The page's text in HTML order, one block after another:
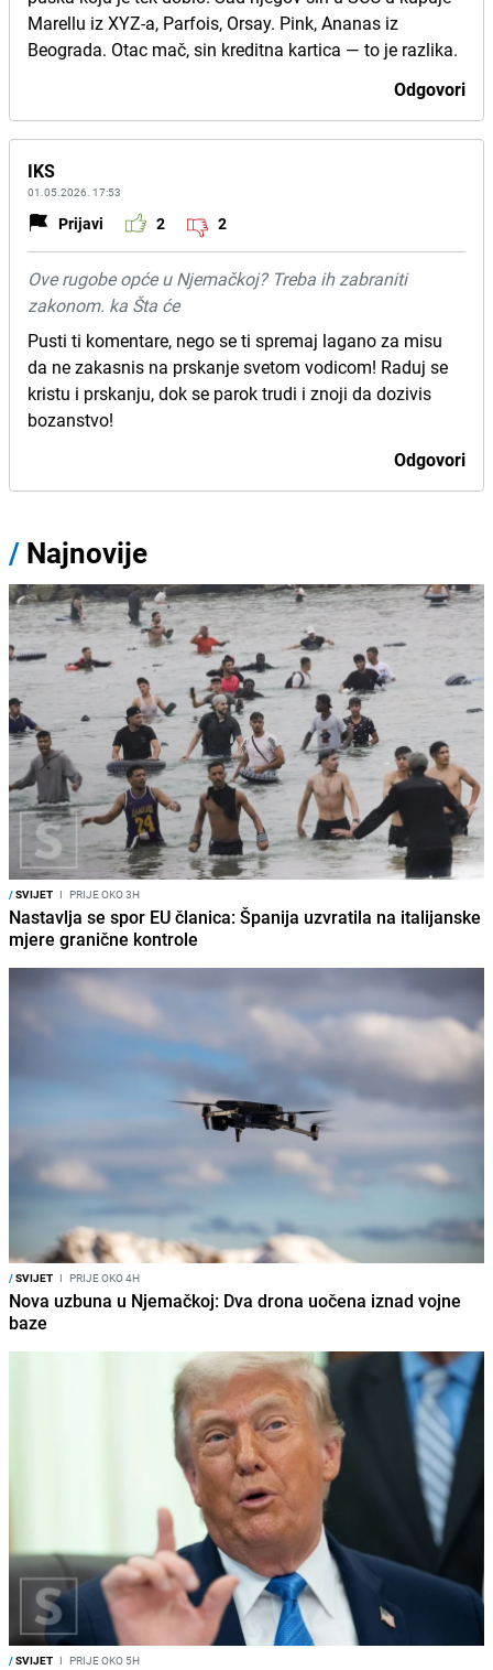
Marellu iz XYZ-a, Parfois, Orsay. Pink, Ananas iz
Beograda. Otac mač, sin kreditna kartica — to je razlika.
Odgovori
IKS
01.05.2026. 17:53
Prijavi 2 2
Ove rugobe opće u Njemačkoj? Treba ih zabraniti
zakonom. ka Šta će
Pusti ti komentare, nego se ti spremaj lagano za misu
da ne zakasnis na prskanje svetom vodicom! Raduj se
kristu i prskanju, dok se parok trudi i znoji da dozivis
bozanstvo!
Odgovori
/ Najnovije
/SVIJET I PRIJE OKO 3H
Nastavlja se spor EU članica: Španija uzvratila na italijanske
mjere granične kontrole
/SVIJET I PRIJE OKO 4H
Nova uzbuna u Njemačkoj: Dva drona uočena iznad vojne
baze
/SVIJET I PRIJE OKO 5H